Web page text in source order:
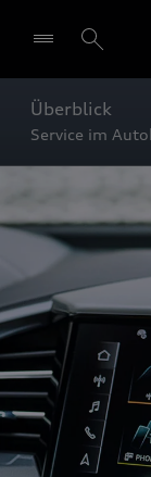
Überblick
Service im